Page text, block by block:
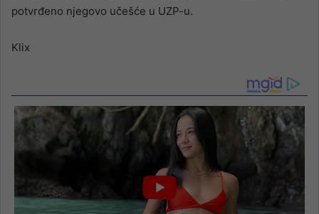
potvrđeno njegovo učešće u UZP-u.
Klix